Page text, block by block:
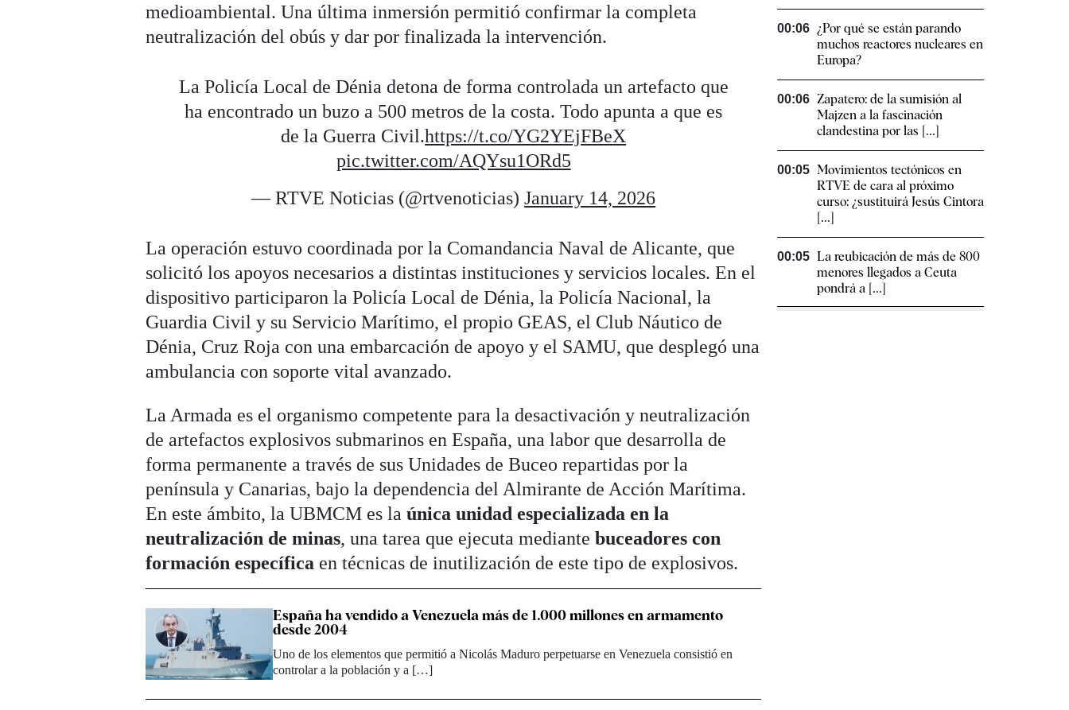
medioambiental. Una última inmersión permitió confirmar la completa
neutralización del obús y dar por finalizada la intervención.
La Policía Local de Dénia detona de forma controlada un artefacto que
ha encontrado un buzo a 500 metros de la costa. Todo apunta a que es
de la Guerra Civil.https://t.co/YG2YEjFBeX
pic.twitter.com/AQYsu1ORd5
— RTVE Noticias (@rtvenoticias)January 14, 2026
La operación estuvo coordinada por la Comandancia Naval de Alicante, que
solicitó los apoyos necesarios a distintas instituciones y servicios locales. En el
dispositivo participaron la Policía Local de Dénia, la Policía Nacional, la
Guardia Civil y su Servicio Marítimo, el propio GEAS, el Club Náutico de
Dénia, Cruz Roja con una embarcación de apoyo y el SAMU, que desplegó una
ambulancia con soporte vital avanzado.
La Armada es el organismo competente para la desactivación y neutralización
de artefactos explosivos submarinos en España, una labor que desarrolla de
forma permanente a través de sus Unidades de Buceo repartidas por la
península y Canarias, bajo la dependencia del Almirante de Acción Marítima.
En este ámbito, la UBMCM es laúnica unidad especializada en la
neutralización de minas, una tarea que ejecuta mediantebuceadores con
formación específica en técnicas de inutilización de este tipo de explosivos.
España ha vendido a Venezuela más de 1.000 millones en armamento
desde 2004
Uno de los elementos que permitió a Nicolás Maduro perpetuarse en Venezuela consistió en
controlar a la población y a […]
00:06 ¿Por qué se están parando
muchos reactores nucleares en
Europa?
00:06 Zapatero: de la sumisión al
Majzen a la fascinación
clandestina por las [...]
00:05 Movimientos tectónicos en
RTVE de cara al próximo
curso: ¿sustituirá Jesús Cintora
[...]
00:05 La reubicación de más de 800
menores llegados a Ceuta
pondrá a [...]